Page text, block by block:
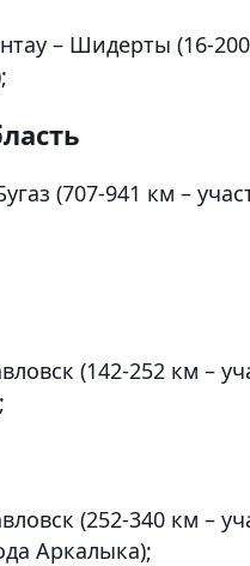
– Шидерты (16-
(707-941 км –
(142-252 км –
(252-340 км –
Аркалыка);